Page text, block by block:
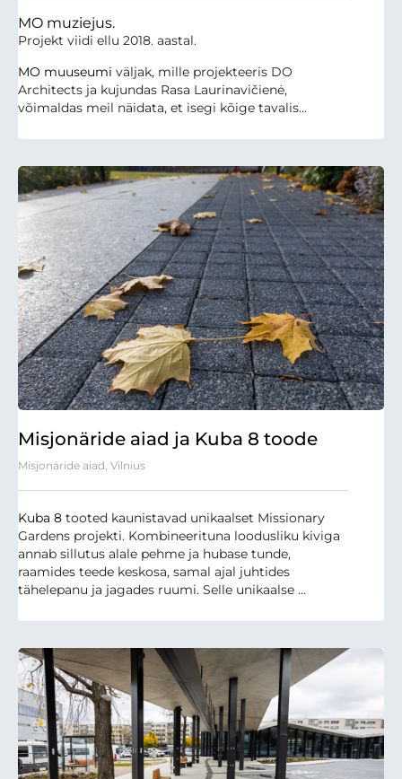
MO muziejus.
Projekt viidi ellu 2018. aastal.
MO muuseumi väljak, mille projekteeris DO
Architects ja kujundas Rasa Laurinavičienė,
võimaldas meil näidata, et isegi kõige tavalis...
Misjonäride aiad ja Kuba 8 toode
Misjonäride aiad, Vilnius
Kuba 8 tooted kaunistavad unikaalset Missionary
Gardens projekti. Kombineerituna loodusliku kiviga
annab sillutus alale pehme ja hubase tunde,
raamides teede keskosa, samal ajal juhtides
tähelepanu ja jagades ruumi. Selle unikaalse ...